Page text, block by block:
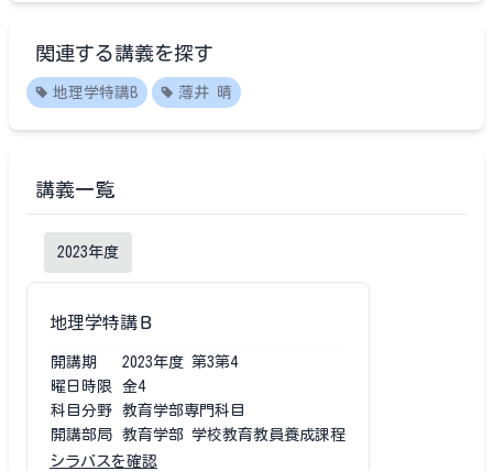
関連する講義を探す
地理学特講B 薄井 晴
講義一覧
2023年度
地理学特講Ｂ
開講期 2023年度 第3第4
曜日時限
金4
科目分野
教育学部専門科目
開講部局
教育学部 学校教育教員養成課程
シラバスを確認